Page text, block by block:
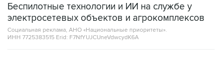
Беспилотные технологии и ИИ на службе у
электросетевых объектов и агрокомплексов
Социальная реклама, АНО «Национальные приоритеты».
ИНН 7725383515 Erid: F7NfYUJCUneVdwcydK6A